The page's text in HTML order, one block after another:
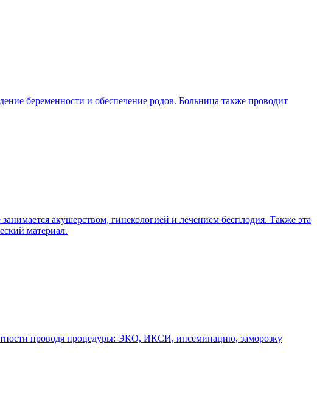
беременности и обеспечение родов. Больница также проводит
акушерством, гинекологией и лечением бесплодия. Также эта
материал.
проводя процедуры: ЭКО, ИКСИ, инсеминацию, заморозку